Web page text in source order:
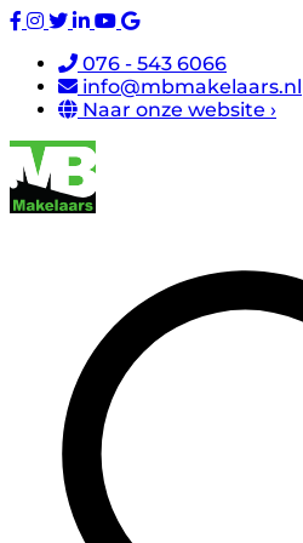
076 - 543 6066
info@mbmakelaars.nl
Naar onze website ›